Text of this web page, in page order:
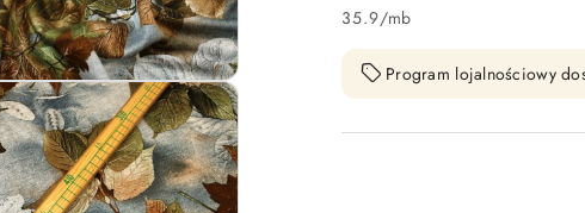
35.9/mb
Program lojalnościowy